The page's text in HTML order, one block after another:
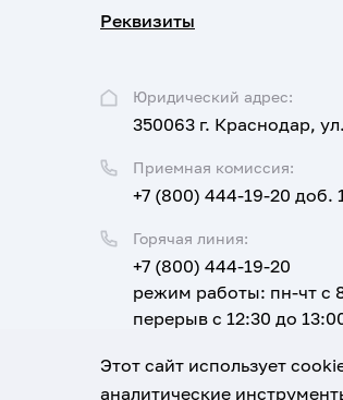
Реквизиты
Юридический адрес:
350063 г. Краснодар,
Приемная комиссия:
+7 (800) 444-19-20 доб.
Горячая линия:
+7 (800) 444-19-20
режим работы: пн-чт с
перерыв с 12:30 до
Email:
corpus@ksma.ru
Этот сайт использует
аналитические